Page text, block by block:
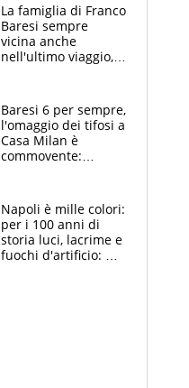
La famiglia di Franco
Baresi sempre
vicina anche
nell'ultimo viaggio,
circondati
dall'affetto dei tifosi
Baresi 6 per sempre,
l'omaggio dei tifosi a
Casa Milan è
commovente:
bigliettini
Napoli è mille colori:
per i 100 anni di
storia luci, lacrime e
fuochi d'artificio: De